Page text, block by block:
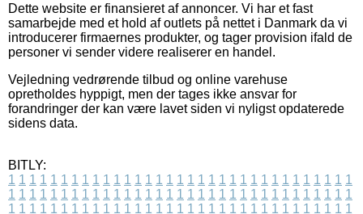
Dette website er finansieret af annoncer. Vi har et fast
samarbejde med et hold af outlets på nettet i Danmark da vi
introducerer firmaernes produkter, og tager provision ifald de
personer vi sender videre realiserer en handel.
Vejledning vedrørende tilbud og online varehuse
opretholdes hyppigt, men der tages ikke ansvar for
forandringer der kan være lavet siden vi nyligst opdaterede
sidens data.
BITLY:
1 1 1 1 1 1 1 1 1 1 1 1 1 1 1 1 1 1 1 1 1 1 1 1 1 1 1 1 1 1 1 1 1
1 1 1 1 1 1 1 1 1 1 1 1 1 1 1 1 1 1 1 1 1 1 1 1 1 1 1 1 1 1 1 1 1
1 1 1 1 1 1 1 1 1 1 1 1 1 1 1 1 1 1 1 1 1 1 1 1 1 1 1 1 1 1 1 1 1